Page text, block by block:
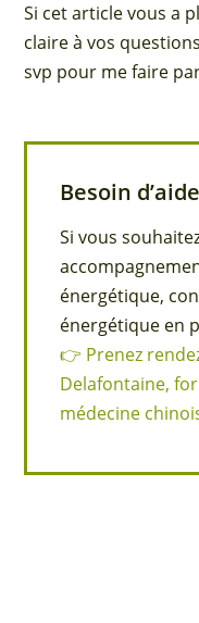
Si cet article vous a
claire à vos
svp pour me faire
Besoin
Si vous
énergétique,
énergétique en
👉 Prenez
Delafontaine,
médecine